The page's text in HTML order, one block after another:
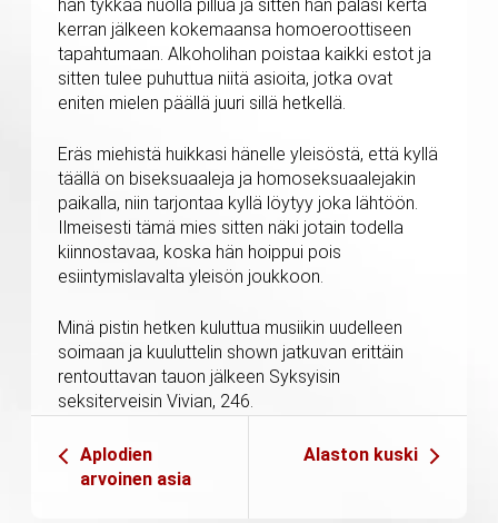
hän tykkää nuolla pillua ja sitten hän palasi kerta
kerran jälkeen kokemaansa homoeroottiseen
tapahtumaan. Alkoholihan poistaa kaikki estot ja
sitten tulee puhuttua niitä asioita, jotka ovat
eniten mielen päällä juuri sillä hetkellä.
Eräs miehistä huikkasi hänelle yleisöstä, että kyllä
täällä on biseksuaaleja ja homoseksuaalejakin
paikalla, niin tarjontaa kyllä löytyy joka lähtöön.
Ilmeisesti tämä mies sitten näki jotain todella
kiinnostavaa, koska hän hoippui pois
esiintymislavalta yleisön joukkoon.
Minä pistin hetken kuluttua musiikin uudelleen
soimaan ja kuuluttelin shown jatkuvan erittäin
rentouttavan tauon jälkeen Syksyisin
seksiterveisin Vivian, 246.
Aplodien
arvoinen asia
Alaston kuski